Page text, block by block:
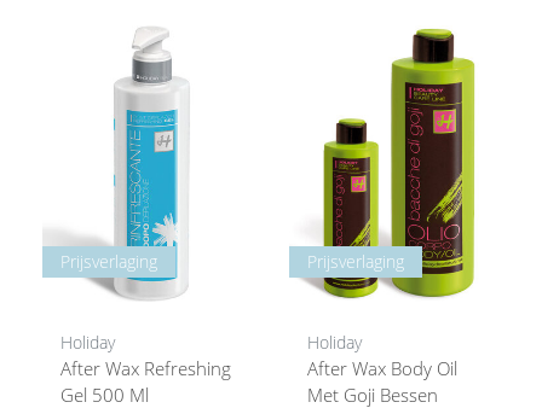
Prijsverlaging
Holiday
After Wax Refreshing
Gel 500 Ml
Prijsverlaging
Holiday
After Wax Body Oil
Met Goji Bessen